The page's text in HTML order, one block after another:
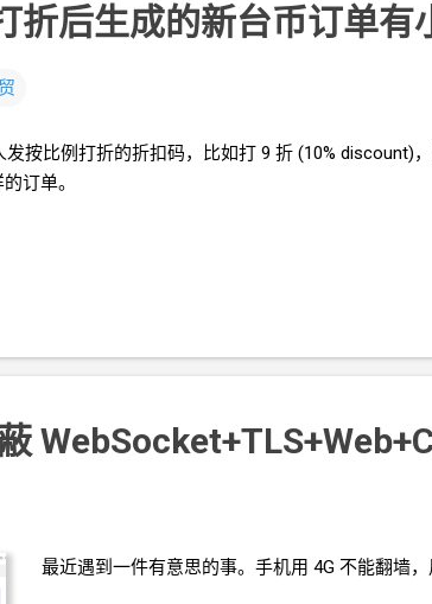
折后生成的新台币订单有
发按比例打折的折扣码，比如打 9 折 (10% discount)
订单。
最近遇到一件有意思的事。手机用 4G 不能翻墙，